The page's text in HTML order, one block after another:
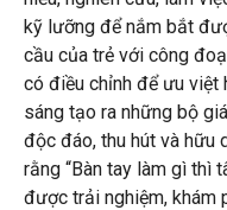
kỹ lưỡng để nắm bắt
cầu của trẻ với công
có điều chỉnh để ưu
sáng tạo ra những bộ
độc đáo, thu hút và hữu
rằng “Bàn tay làm gì thì
được trải nghiệm, khám